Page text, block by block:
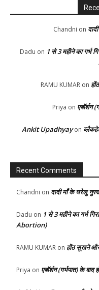
Chandni on
Dadu on 1 से 3 महीने का
RAMU KUMAR on
Priya on एबॉर्शन
Ankit Upadhyayon
Recent Comments
Chandni on दादी माँ के घरेलु
Dadu on 1 से 3 महीने का गर्भ
Abortion)
RAMU KUMAR on होंठ सूखने
Priya on एबॉर्शन (गर्भपात) के बाद